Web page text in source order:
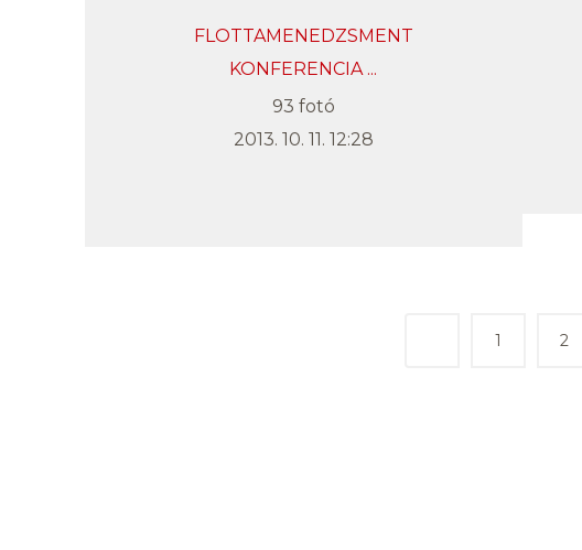
FLOTTAMENEDZSMENT
KONFERENCIA ...
93 fotó
2013. 10. 11. 12:28
1 2